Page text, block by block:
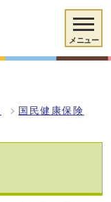
メニュー
国民健康保険